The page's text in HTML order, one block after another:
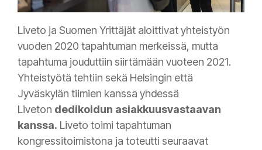
Liveto ja Suomen Yrittäjät aloittivat yhteistyön
vuoden 2020 tapahtuman merkeissä, mutta
tapahtuma jouduttiin siirtämään vuoteen 2021.
Yhteistyötä tehtiin sekä Helsingin että
Jyväskylän tiimien kanssa yhdessä
Liveton dedikoidun asiakkuusvastaavan
kanssa. Liveto toimi tapahtuman
kongressitoimistona ja toteutti seuraavat